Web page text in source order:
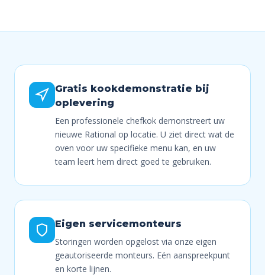
Eigen servicemonteurs
Storingen worden opgelost via onze eigen
geautoriseerde monteurs. Eén aanspreekpunt
en korte lijnen.
Gratis kookdemonstratie bij
oplevering
Een professionele chefkok demonstreert uw
nieuwe Rational op locatie. U ziet direct wat de
oven voor uw specifieke menu kan, en uw
team leert hem direct goed te gebruiken.